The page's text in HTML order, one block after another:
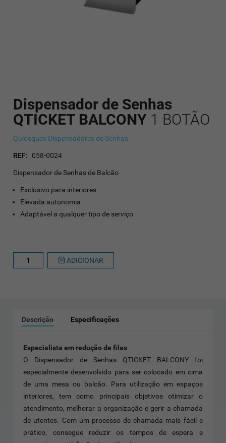
Dispensador de Senhas
QTICKET BALCONY 1 BOTÃO
Quiosques Dispensadores de Senhas
REF: 058-0024
Dispensador de Senhas de Balcão
Exclusivo para interiores
Elevada autonomia
Adaptável a qualquer tipo de serviço
ADICIONAR
Descrição Especificações
Especialista em redução de filas
O Dispensador de Senhas QTICKET BALCONY foi
especialmente desenvolvido para ser colocado em cima
de uma mesa ou balcão. Para utilização em espaços
interiores, tem como principais objetivos otimizar o
atendimento, melhorar a organização e gerir a chamada
de utentes. Com um processo de chamada mais fácil e
prático, consegue reduzir os tempos de espera e